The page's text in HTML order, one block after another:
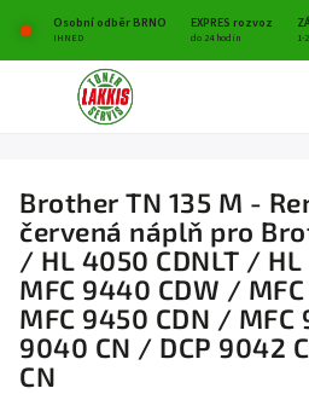
Osobní odběr BRNO EXPRES rozvoz
IHNED do 24 hodin 1-
Brother TN 135 M -
červená náplň pro
/ HL 4050 CDNLT /
MFC 9440 CDW /
MFC 9450 CDN / MFC
9040 CN / DCP 9042
CN